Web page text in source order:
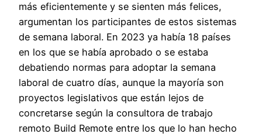
más eficientemente y se sienten más felices,
argumentan los participantes de estos sistemas
de semana laboral. En 2023 ya había 18 países
en los que se había aprobado o se estaba
debatiendo normas para adoptar la semana
laboral de cuatro días, aunque la mayoría son
proyectos legislativos que están lejos de
concretarse según la consultora de trabajo
remoto Build Remote entre los que lo han hecho